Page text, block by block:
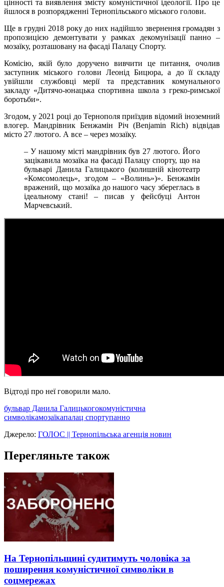
цінності та виявлення змісту комуністичної ідеології. Про це
йшлося в розпорядженні Тернопільського міського голови.
Ще в грудні 2018 року до них надійшло звернення громадян з
пропозицією демонтувати у рамках декомунізації панно –
мозаїку, розташовану на фасаді Палацу Спорту.
Комісію, якій було доручено вивчити це питання, очолив
заступник міського голови Леонід Бицюра, а до її складу
увійшли службовці мерії та представник комунального
закладу «Дитячо-юнацька спортивна школа з греко-римської
боротьби».
Згодом, у 2021 році до Тернополя приїздив відомий іноземний
влогер. Мандрівник Бенжамін Річ (Benjamin Rich) відвідав
місто 27 лютого. А все – через мозаїку.
– У нашому місті мандрівник був 27 лютого. Його
зацікавила мозаїка на фасаді Палацу спорту, що на
бульварі Данила Галицького (колишній кінотеатр
«Комсомолець», згодом – «Волинь»)». Бенжамін
вражений, що мозаїка до нашого часу збереглась в
ідеальному стані! – писав у фейсбуці Антон
Марчевський.
Відтоді про неї говорили мало.
бульвар Данила Галицькогокомуністична
символікамозаїкапалац спортупанно
Джерело: ГОЛОС || Тернопільська агенція новин
Перегляньте також
На Тернопільщині судитимуть чоловіка за
поширення комуністичної символіки в
соцмережах